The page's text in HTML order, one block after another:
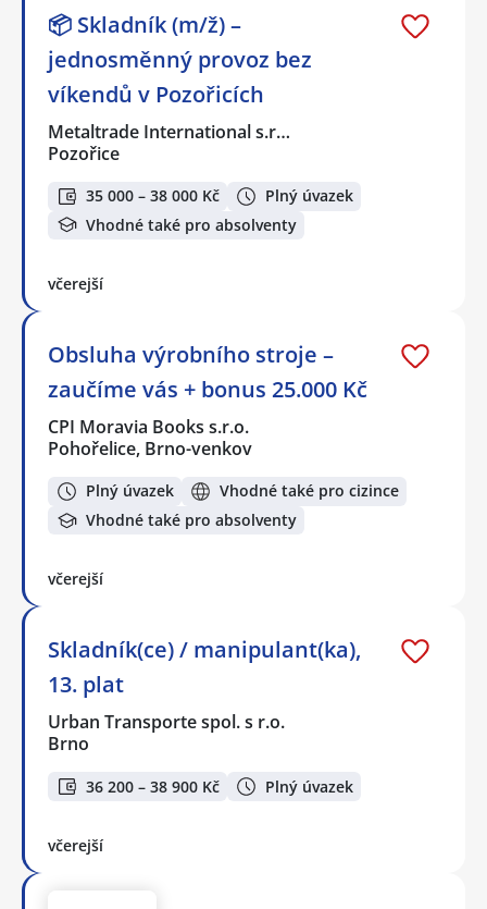
📦 Skladník (m/ž) –
jednosměnný provoz bez
víkendů v Pozořicích
Metaltrade International s.r…
Pozořice
35 000 – 38 000 Kč
Plný úvazek
Vhodné také pro absolventy
včerejší
Obsluha výrobního stroje –
zaučíme vás + bonus 25.000 Kč
CPI Moravia Books s.r.o.
Pohořelice, Brno-venkov
Plný úvazek
Vhodné také pro cizince
Vhodné také pro absolventy
včerejší
Skladník(ce) / manipulant(ka),
13. plat
Urban Transporte spol. s r.o.
Brno
36 200 – 38 900 Kč Plný úvazek
včerejší